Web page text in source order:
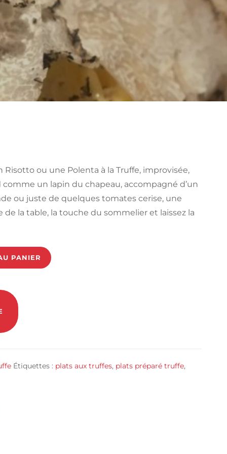
Risotto ou une Polenta à la Truffe, improvisée,
un lapin du chapeau, accompagné d’un
ou juste de quelques tomates cerise, une
de la table, la touche du sommelier et laissez la
PANIER
Étiquettes : plats aux truffes, plats préparé truffe,